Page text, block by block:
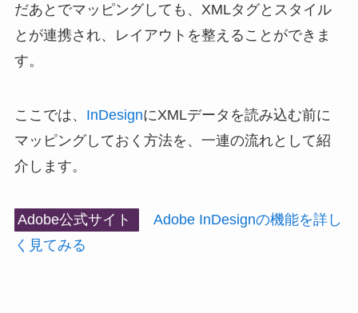
だあとでマッピングしても、XMLタグとスタイル
とが連携され、レイアウトを整えることができま
す。
ここでは、 InDesignにXMLデータを読み込む前に
マッピングしておく方法を、一連の流れとして紹
介します。
Adobe公式サイト
Adobe InDesignの機能を詳し
く見てみる